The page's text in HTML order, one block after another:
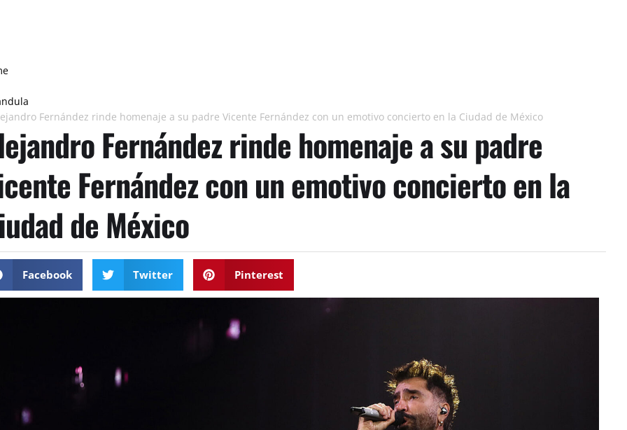
Fernández rinde homenaje a su padre Vicente Fernández con un emotivo concierto en la Ciudad de México
Fernández rinde homenaje a su padre
Fernández con un emotivo concierto en la
de México
Facebook Twitter Pinterest